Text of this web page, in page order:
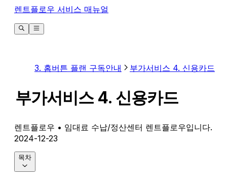
렌트플로우 서비스 매뉴얼
3. 홈버튼 플랜 구독안내 부가서비스 4. 신용카드
부가서비스 4. 신용카드
렌트플로우 • 임대료 수납/정산센터 렌트플로우입니다.
2024-12-23
목차